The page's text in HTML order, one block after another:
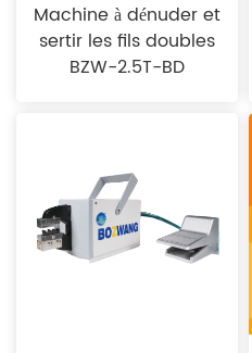
Machine à dénuder et
sertir les fils doubles
BZW-2.5T-BD